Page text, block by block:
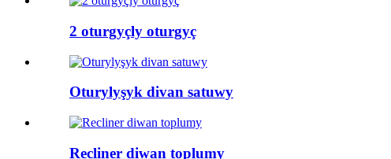
2 oturgyçly oturgyç
Oturylyşyk divan satuwy
Recliner diwan toplumy